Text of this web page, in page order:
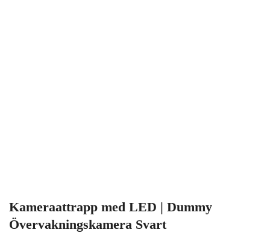
Kameraattrapp med LED | Dummy
Övervakningskamera Svart